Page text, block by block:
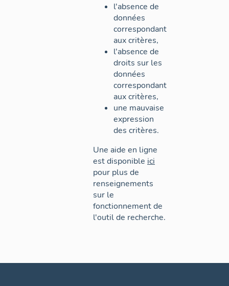
l'absence de
données
correspondant
aux critères,
l'absence de
droits sur les
données
correspondant
aux critères,
une mauvaise
expression
des critères.
Une aide en ligne
est disponible ici
pour plus de
renseignements
sur le
fonctionnement de
l'outil de recherche.